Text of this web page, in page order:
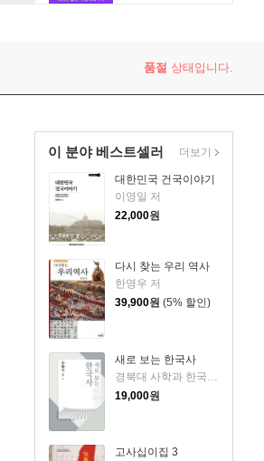
품절 상태입니다.
이 분야 베스트셀러
대한민국 건국이야기
이영일 저
22,000원
다시 찾는 우리 역사
한영우 저
39,900원 (5% 할인)
새로 보는 한국사
경북대 사학과 한국사교재편찬위원회 저
19,000원
고사십이집 3
더보기